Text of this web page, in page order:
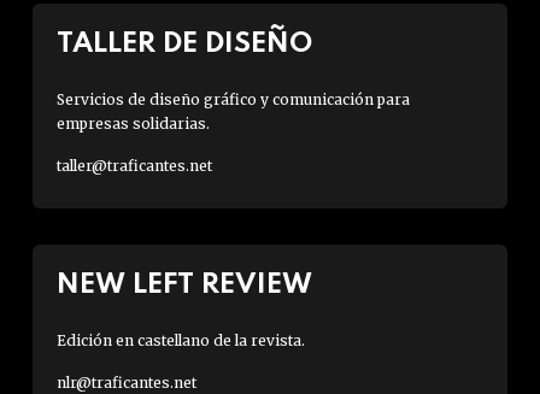
TALLER DE DISEÑO
Servicios de diseño gráfico y comunicación para
empresas solidarias.
taller@traficantes.net
NEW LEFT REVIEW
Edición en castellano de la revista.
nlr@traficantes.net